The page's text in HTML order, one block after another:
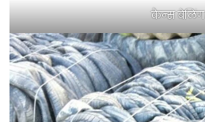
कैन्स बेलिंग